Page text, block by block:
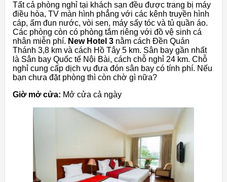
Tất cả phòng nghỉ tại khách sạn đều được trang bị máy
điều hòa, TV màn hình phẳng với các kênh truyền hình
cáp, ấm đun nước, vòi sen, máy sấy tóc và tủ quần áo.
Các phòng còn có phòng tắm riêng với đồ vệ sinh cá
nhân miễn phí. New Hotel 3 nằm cách Đền Quán
Thánh 3,8 km và cách Hồ Tây 5 km. Sân bay gần nhất
là Sân bay Quốc tế Nội Bài, cách chỗ nghỉ 24 km. Chỗ
nghỉ cung cấp dịch vụ đưa đón sân bay có tính phí. Nếu
bạn chưa đặt phòng thì còn chờ gì nữa?
Giờ mở cửa: Mở cửa cả ngày